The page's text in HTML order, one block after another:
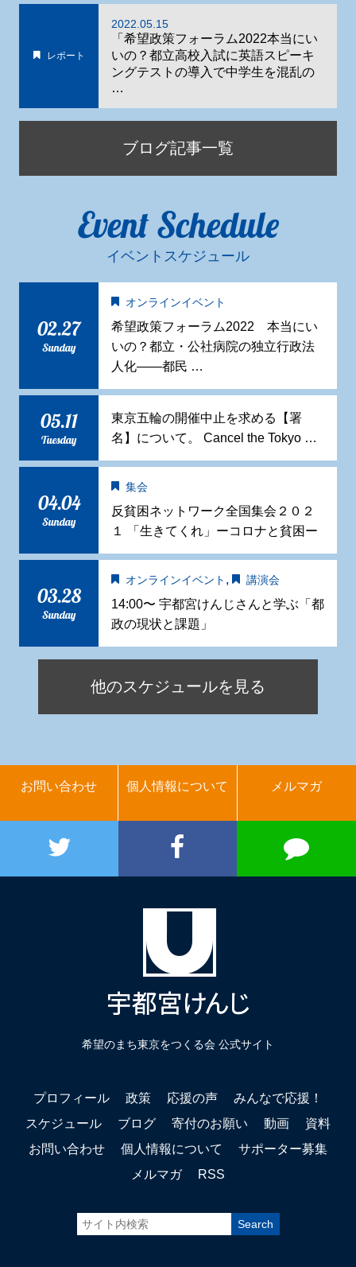
レポート
2022.05.15
「希望政策フォーラム2022本当にい
いの？都立高校入試に英語スピーキ
ングテストの導入で中学生を混乱の
…
ブログ記事一覧
Event Schedule
イベントスケジュール
02.27
Sunday
オンラインイベント
希望政策フォーラム2022 本当にい
いの？都立・公社病院の独立行政法
人化——都民 …
05.11
Tuesday
東京五輪の開催中止を求める【署
名】について。 Cancel the Tokyo …
04.04
Sunday
集会
反貧困ネットワーク全国集会２０２
１ 「生きてくれ」ーコロナと貧困ー
03.28
Sunday
オンラインイベント , 講演会
14:00〜 宇都宮けんじさんと学ぶ「都
政の現状と課題」
他のスケジュールを見る
お問い合わせ 個人情報について メルマガ
希望のまち東京をつくる会 公式サイト
プロフィール 政策 応援の声
みんなで応援！
スケジュール
ブログ 寄付のお願い 動画
資料
お問い合わせ
個人情報について
サポーター募集
メルマガ
RSS